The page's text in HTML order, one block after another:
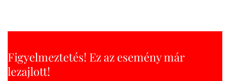
Figyelmeztetés! Ez az esemény már
lezajlott!